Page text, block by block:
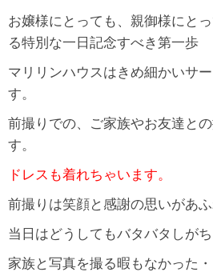
お嬢様にとっても、親御様にと
る特別な一日記念すべき第一歩
マリリンハウスはきめ細かいサ
す。
前撮りでの、ご家族やお友達と
す。
ドレスも着れちゃいます。
前撮りは笑顔と感謝の思いがあ
当日はどうしてもバタバタしがち
家族と写真を撮る暇もなかった